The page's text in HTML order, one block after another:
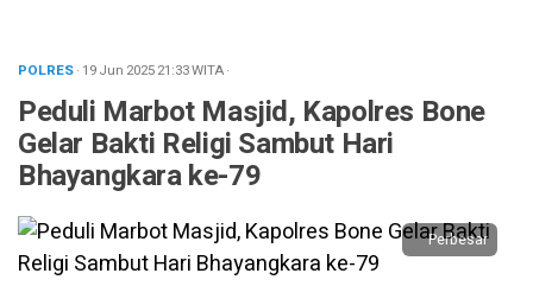
POLRES· 19 Jun 202521:33WITA·
Peduli Marbot Masjid, Kapolres Bone
Gelar Bakti Religi Sambut Hari
Bhayangkara ke-79
Perbesar